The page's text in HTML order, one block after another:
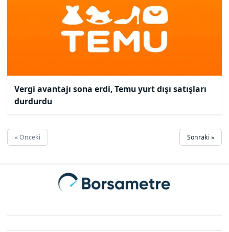
Vergi avantajı sona erdi, Temu yurt dışı satışları
durdurdu
« Önceki Sonraki »